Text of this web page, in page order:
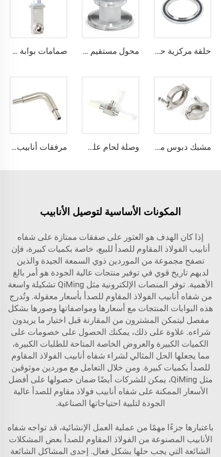
حلقة مركزية حسب المعيار ISO مع حلقة خارجية وختم O-Ring، مقاس ISO63-ISO500، تركيب فراغ من الفولاذ المقاوم للصدأ SS304/SS316L/ألمنيوم، FKM/NBR/EPDM محول مستقيم ISO-K ISO80xISO63-ISO160xISO100 من الفولاذ المقاوم للصدأ SS304/SS316L، وصلة تفريغ عالية الجودة لقطاع أشباه الموصلات صمامات بوابة هوائية صغيرة UHV ذات عمل مزدوج مع فلنج CF من الفولاذ المقاوم للصدأ SS304 صمامات فراغ CF35/CF50 تشغيل سلس
مشبك دبوس مزدوج SS304 KF مشبك دبوس مزدوج فراغي تركيب فراغ من الفولاذ المقاوم للصدأ KF/NW لأشباه الموصلات وصلة لحام على شكل حرف T عالية الجودة لأنابيب فائقة النقاء من الفولاذ المقاوم للصدأ SS316L، وصلة لحام على شكل حرف T طويلة، وصلة لحام أوتوماتيكية مدارية UHP من الفولاذ المقاوم للصدأ مرفقات أنابيب توصيل مركزية Coaxial عالية الجودة من الفولاذ المقاوم للصدأ SS316L، مرفقات أنابيب توصيل مركزية Coaxial فائقة النقاء (UHP)، أنابيب من الفولاذ المقاوم للصدأ بنهايات BA/EP فائقة النقاء
المكونات الأساسية لتوصيل الأنابيب
إذا كان الهدف هو العثور على صفقات ممتازة على شفاه
أنابيب الفولاذ المقاوم للصدأ للبيع، خاصة بكميات كبيرة، فإن
تصفح مجموعة من الموردين ذوي السمعة الجيدة والذين
لديهم تاريخ قوي في توفير منتجات عالية الجودة هو أمر بالغ
الأهمية. توفر المنصات الإلكترونية مثل QiMing تشكيلة واسعة
من شفاه أنابيب الفولاذ المقاوم للصدأ بأسعار معقولة. وتُدرج
هذه البوابات المنتجات مع أسعارها ومواصفاتها وصورها بشكل
مفصل ليتمكن المشترون من المقارنة قبل اختيار ما يريدون
شراءه. علاوة على ذلك، يمكنك الحصول على خصومات على
الكميات الكبيرة والعروض الخاصة المتاحة للطلبات الكبيرة،
مما يجعلها الحل المثالي لشراء شفاه أنابيب الفولاذ المقاوم
للصدأ بكميات كبيرة. ومن خلال التعامل مع موردين موثوقين
مثل QiMing، يمكن للشركات أيضًا ضمان حصولها على أفضل
الأسعار الممكنة على شفاه أنابيب فولاذ مقاوم للصدأ عالية
الجودة لتلبية احتياجاتها الصناعية.
باعتبارها جزءًا مهمًا من عملية العمل الإنشائية، قد تواجه شفاه
الأنابيب المصنوعة من الفولاذ المقاوم للصدأ بعض المشكلات
الشائعة التي يجب حلها بشكل فعال. إحدى المشاكل الشائعة